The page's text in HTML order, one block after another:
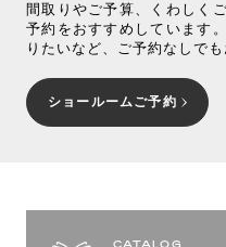
間取りやご予算、くわしく
予約をおすすめしています
りたいなど、ご予約なしで
ショールームご予約
CATALOG